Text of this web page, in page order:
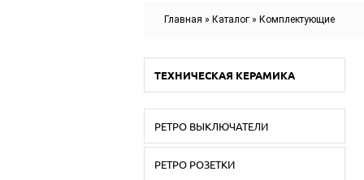
Главная » Каталог » Комплектующие
ТЕХНИЧЕСКАЯ КЕРАМИКА
РЕТРО ВЫКЛЮЧАТЕЛИ
РЕТРО РОЗЕТКИ